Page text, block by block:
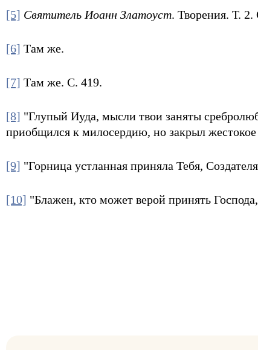
[5] Святитель Иоанн Златоуст. Творения. Т.
[6] Там же.
[7] Там же. С. 419.
[8] "Глупый Иуда, мысли твои заняты
приобщился к милосердию, но закрыл
[9] "Горница устланная приняла Тебя,
[10] "Блажен, кто может верой принять